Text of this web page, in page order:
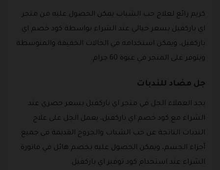
كريم رائع لعلاج حب الشباب يمكن الحصول عليه من متجر
اي باركفيل بسعر خيالي عند الشراء بواسطة كود خصم اي
باركفيل، ويمكن استخدامه في الحالات الخفيفة والمتوسطة
ويتوفر على المتجر في عبوة 60 جرام.
جل مضاد للندبات
يجد العملاء الجل في متجر اي باركفيل بسعر حصري عند
الشراء مع كود خصم اي باركفيل، يعمل الجل على علاج
الندبات الناتجة عن حب الشباب والجروح القديمة في جميع
أجزاء الجسم، ويمكن الحصول عليه بخصم هائل في فاتورة
الشراء عند استخدام كود توفير اي باركفيل.